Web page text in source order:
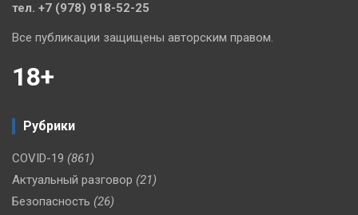
тел. +7 (978) 918-52-25
Все публикации защищены авторским правом.
18+
Рубрики
COVID-19 (861)
Актуальный разговор (21)
Безопасность (26)